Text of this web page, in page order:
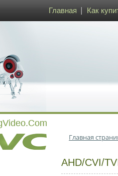
Главная Как
Главная
AHD/CVI/